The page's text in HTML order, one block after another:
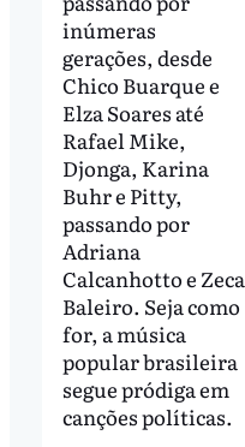
inúmeras
gerações, desde
Chico Buarque e
Elza Soares até
Rafael Mike,
Djonga, Karina
Buhr e Pitty,
passando por
Adriana
Calcanhotto e Zeca
Baleiro. Seja como
for, a música
popular brasileira
segue pródiga em
canções políticas.